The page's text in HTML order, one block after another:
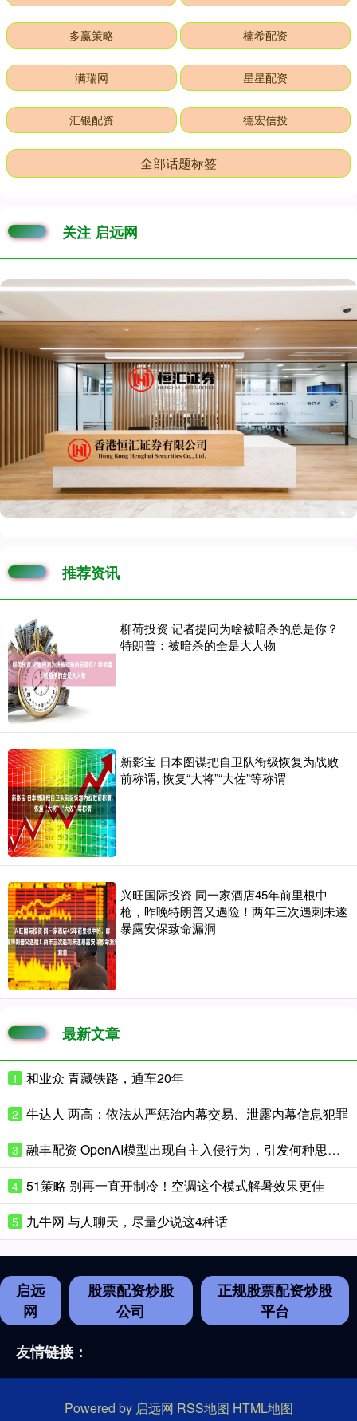
多赢策略 楠希配资
满瑞网 星星配资
汇银配资 德宏信投
全部话题标签
关注 启远网
推荐资讯
柳荷投资 记者提问为啥被暗杀的总是你？
特朗普：被暗杀的全是大人物
新影宝 日本图谋把自卫队衔级恢复为战败
前称谓, 恢复“大将”“大佐”等称谓
兴旺国际投资 同一家酒店45年前里根中
枪，昨晚特朗普又遇险！两年三次遇刺未遂
暴露安保致命漏洞
最新文章
1 和业众 青藏铁路，通车20年
2 牛达人 两高：依法从严惩治内幕交易、泄露内幕信息犯罪
3 融丰配资 OpenAI模型出现自主入侵行为，引发何种思考？
4 51策略 别再一直开制冷！空调这个模式解暑效果更佳
5 九牛网 与人聊天，尽量少说这4种话
启远
网
股票配资炒股
公司
正规股票配资炒股
平台
友情链接：
Powered by 启远网 RSS地图 HTML地图